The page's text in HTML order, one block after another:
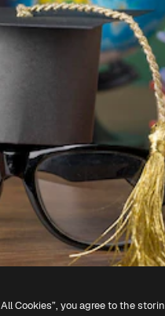
Cookies”, you agree to the